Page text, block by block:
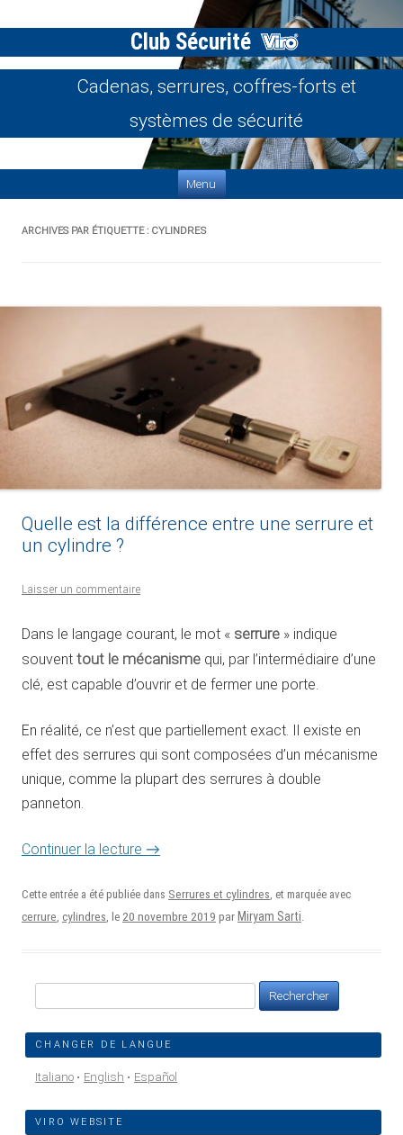
Club Sécurité
Cadenas, serrures, coffres-forts et
systèmes de sécurité
Menu
ARCHIVES PAR ÉTIQUETTE : CYLINDRES
Quelle est la différence entre une serrure et
un cylindre ?
Laisser un commentaire
Dans le langage courant, le mot « serrure » indique
souvent tout le mécanisme qui, par l’intermédiaire d’une
clé, est capable d’ouvrir et de fermer une porte.
En réalité, ce n’est que partiellement exact. Il existe en
effet des serrures qui sont composées d’un mécanisme
unique, comme la plupart des serrures à double
panneton.
Continuer la lecture →
Cette entrée a été publiée dans Serrures et cylindres , et marquée avec
cerrure cylindres , le 20 novembre 2019 par Miryam Sarti
CHANGER DE LANGUE
Italiano English Español
VIRO WEBSITE